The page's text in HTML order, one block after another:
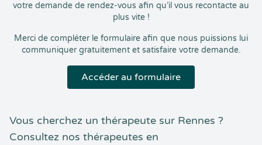
votre demande de rendez-vous afin qu’il vous recontacte au
plus vite !
Merci de compléter le formulaire afin que nous puissions lui
communiquer gratuitement et satisfaire votre demande.
Accéder au formulaire
Vous cherchez un thérapeute sur Rennes ?
Consultez nos thérapeutes en